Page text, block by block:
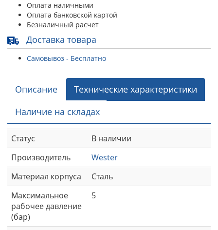
Оплата наличными
Оплата банковской картой
Безналичный расчет
Доставка товара
Самовывоз - Бесплатно
Описание
Технические характеристики
Наличие на складах
Статус
В наличии
Производитель
Wester
Материал корпуса
Сталь
Максимальное
рабочее давление
(бар)
5